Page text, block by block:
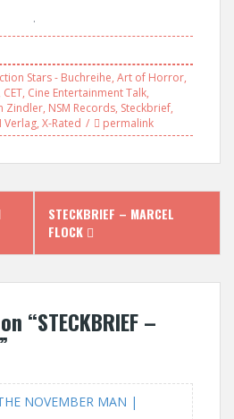
.
Stars - Buchreihe, Art of Horror,
CET, Cine Entertainment Talk,
Zindler, NSM Records, Steckbrief,
Verlag, X-Rated permalink
STECKBRIEF – MARCEL
FLOCK
“STECKBRIEF –
”
NOVEMBER MAN |